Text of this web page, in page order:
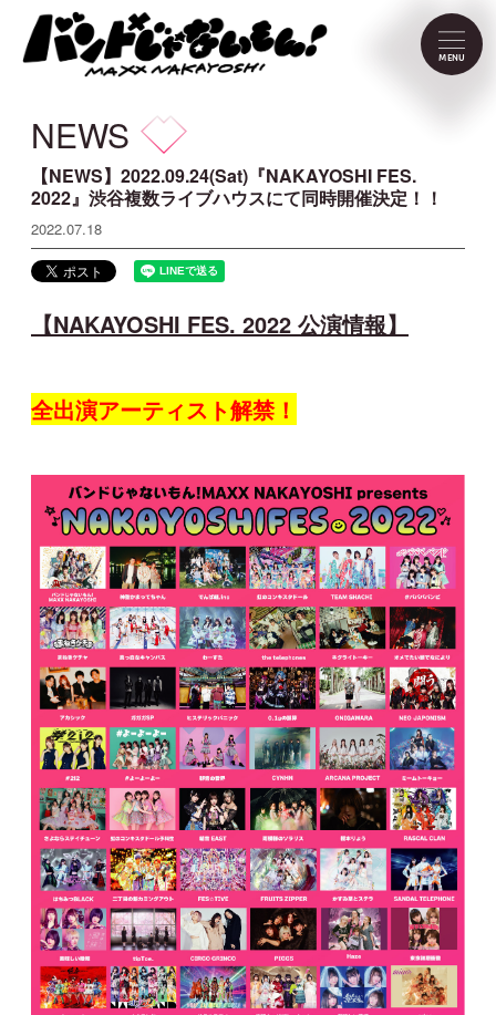
MENU
NEWS
SCHEDULE
PROFILE
VIDEO
DISCOGRAPHY
FC Menu
JOIN LOGIN
MOVIE
GALLERY
TICKET
MAIL MAGAZINE
BIRTHDAY MAIL
NEWS
【NEWS】2022.09.24(Sat)『NAKAYOSHI FES.
2022』渋谷複数ライブハウスにて同時開催決定！！
2022.07.18
【NAKAYOSHI FES. 2022 公演情報】
全出演アーティスト解禁！